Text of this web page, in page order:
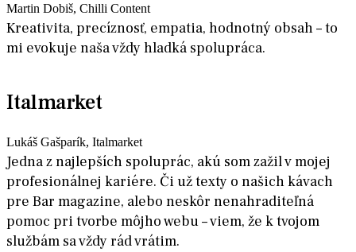
Martin Dobiš, Chilli Content
Kreativita, precíznosť, empatia, hodnotný obsah – to
mi evokuje naša vždy hladká spolupráca.
Italmarket
Lukáš Gašparík, Italmarket
Jedna z najlepších spoluprác, akú som zažil v mojej
profesionálnej kariére. Či už texty o našich kávach
pre Bar magazine, alebo neskôr nenahraditeľná
pomoc pri tvorbe môjho webu – viem, že k tvojom
službám sa vždy rád vrátim.